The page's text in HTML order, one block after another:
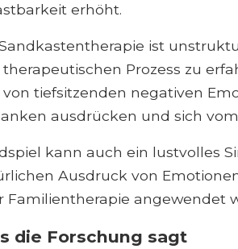
erhöht.
ist
Prozess zu
von tiefsitzenden negativen
ausdrücken und sich
kann auch ein lustvolles
Ausdruck von
Familientherapie angewendet
die Forschung sagt